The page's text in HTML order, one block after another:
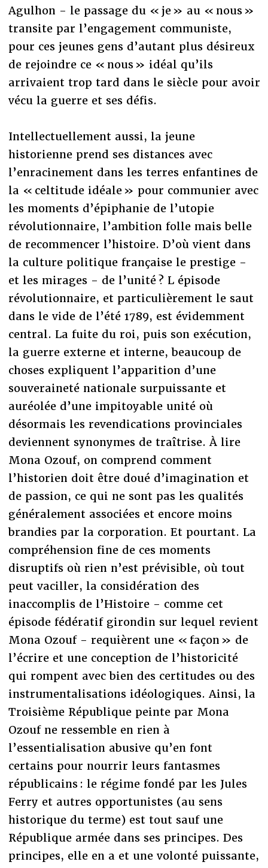
Agulhon - le passage du « je » au « nous »
transite par l’engagement communiste,
pour ces jeunes gens d’autant plus désireux
de rejoindre ce « nous » idéal qu’ils
arrivaient trop tard dans le siècle pour avoir
vécu la guerre et ses défis.
Intellectuellement aussi, la jeune
historienne prend ses distances avec
l’enracinement dans les terres enfantines de
la « celtitude idéale » pour communier avec
les moments d’épiphanie de l’utopie
révolutionnaire, l’ambition folle mais belle
de recommencer l’histoire. D’où vient dans
la culture politique française le prestige -
et les mirages - de l’unité ? L épisode
révolutionnaire, et particulièrement le saut
dans le vide de l’été 1789, est évidemment
central. La fuite du roi, puis son exécution,
la guerre externe et interne, beaucoup de
choses expliquent l’apparition d’une
souveraineté nationale surpuissante et
auréolée d’une impitoyable unité où
désormais les revendications provinciales
deviennent synonymes de traîtrise. À lire
Mona Ozouf, on comprend comment
l’historien doit être doué d’imagination et
de passion, ce qui ne sont pas les qualités
généralement associées et encore moins
brandies par la corporation. Et pourtant. La
compréhension fine de ces moments
disruptifs où rien n’est prévisible, où tout
peut vaciller, la considération des
inaccomplis de l’Histoire - comme cet
épisode fédératif girondin sur lequel revient
Mona Ozouf - requièrent une « façon » de
l’écrire et une conception de l’historicité
qui rompent avec bien des certitudes ou des
instrumentalisations idéologiques. Ainsi, la
Troisième République peinte par Mona
Ozouf ne ressemble en rien à
l’essentialisation abusive qu’en font
certains pour nourrir leurs fantasmes
républicains : le régime fondé par les Jules
Ferry et autres opportunistes (au sens
historique du terme) est tout sauf une
République armée dans ses principes. Des
principes, elle en a et une volonté puissante,